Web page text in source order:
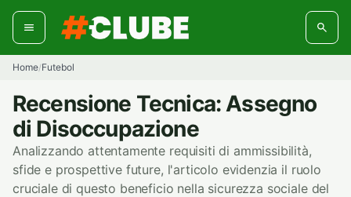
Pular
para
conteúdo
Home/Futebol
Recensione Tecnica: Assegno
di Disoccupazione
Analizzando attentamente requisiti di ammissibilità,
sfide e prospettive future, l'articolo evidenzia il ruolo
cruciale di questo beneficio nella sicurezza sociale del